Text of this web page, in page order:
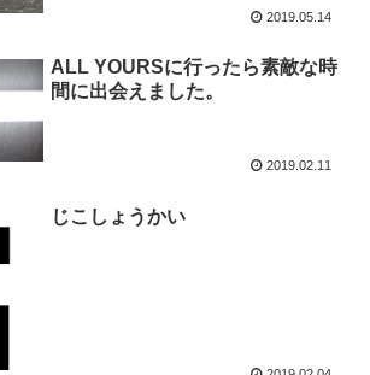
2019.05.14
ALL YOURSに行ったら素敵な時
間に出会えました。
2019.02.11
じこしょうかい